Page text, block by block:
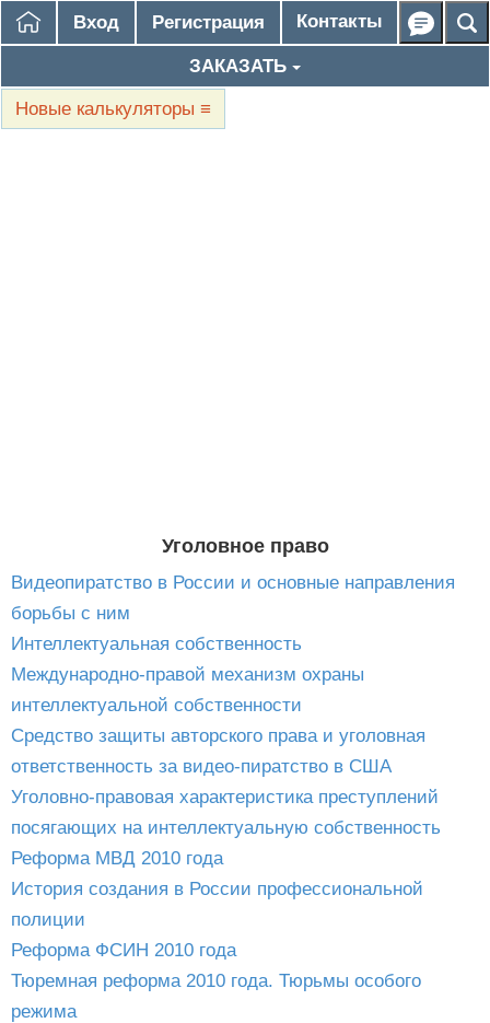
Вход Регистрация Контакты
ЗАКАЗАТЬ
Новые калькуляторы ≡
Уголовное право
Видеопиратство в России и основные направления
борьбы с ним
Интеллектуальная собственность
Международно-правой механизм охраны
интеллектуальной собственности
Средство защиты авторского права и уголовная
ответственность за видео-пиратство в США
Уголовно-правовая характеристика преступлений
посягающих на интеллектуальную собственность
Реформа МВД 2010 года
История создания в России профессиональной
полиции
Реформа ФСИН 2010 года
Тюремная реформа 2010 года. Тюрьмы особого
режима